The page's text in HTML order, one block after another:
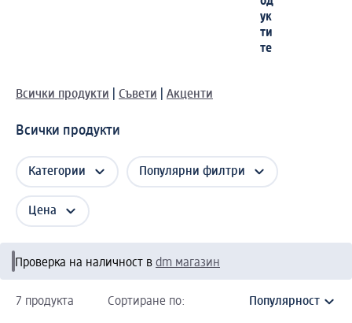
ук
ти
те
Всички продукти Съвети Акценти
Всички продукти
Категории Популярни филтри
Цена
Проверка на наличност в dm магазин
7 продукта Сортиране по: